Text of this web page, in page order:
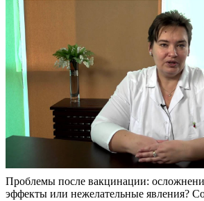
Проблемы после вакцинации:
эффекты или нежелательные явления?